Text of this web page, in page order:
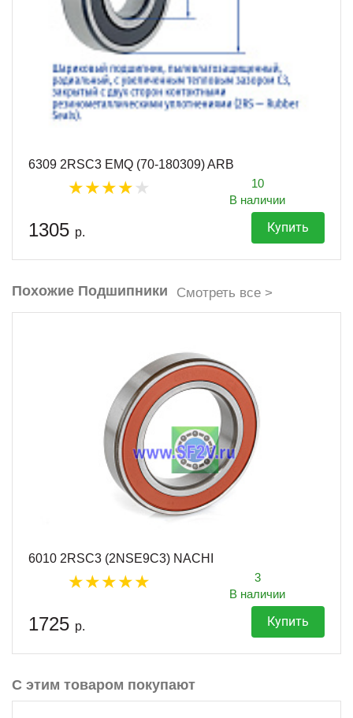
6309 2RSC3 EMQ (70-180309) ARB
10
В наличии
1305 р. Купить
Похожие Подшипники Смотреть все >
6010 2RSC3 (2NSE9C3) NACHI
3
В наличии
1725 р. Купить
С этим товаром покупают